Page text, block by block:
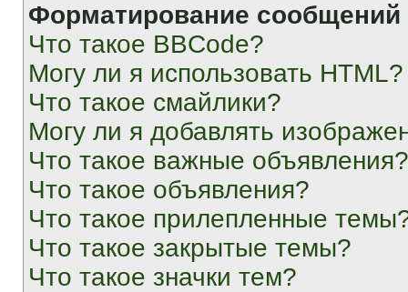
Форматирование
Что такое BBCode?
Могу ли я использовать HTML?
Что такое смайлики?
Могу ли я добавлять
Что такое важные объявления?
Что такое объявления?
Что такое прилепленные
Что такое закрытые темы?
Что такое значки тем?